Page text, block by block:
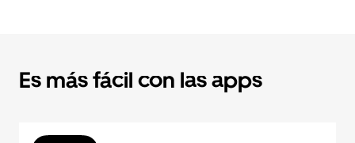
Es más fácil con las apps